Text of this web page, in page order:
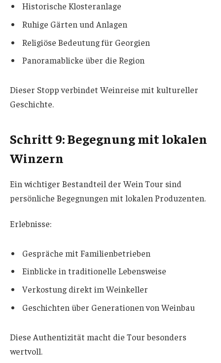
Historische Klosteranlage
Ruhige Gärten und Anlagen
Religiöse Bedeutung für Georgien
Panoramablicke über die Region
Dieser Stopp verbindet Weinreise mit kultureller
Geschichte.
Schritt 9: Begegnung mit lokalen
Winzern
Ein wichtiger Bestandteil der Wein Tour sind
persönliche Begegnungen mit lokalen Produzenten.
Erlebnisse:
Gespräche mit Familienbetrieben
Einblicke in traditionelle Lebensweise
Verkostung direkt im Weinkeller
Geschichten über Generationen von Weinbau
Diese Authentizität macht die Tour besonders
wertvoll.